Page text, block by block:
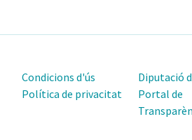
Condicions d'ús
Política de privacitat
Diputació
Portal de